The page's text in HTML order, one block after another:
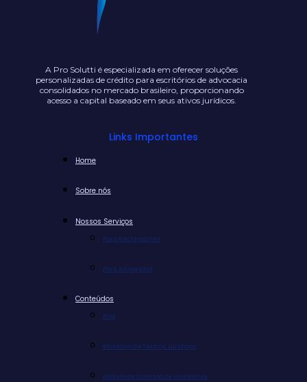
A Pro Solutti é especializada em oferecer soluções
personalizadas de crédito para escritórios de advocacia
consolidados no mercado brasileiro, proporcionando
acesso a capital baseado em seus ativos jurídicos.
Links Importantes
Home
Sobre nós
Nossos Serviços
Para Reclamantes
Para Advogados
Conteúdos
Blog
Glossário de Termos Jurídicos
Modelo de Contrato de Honorários